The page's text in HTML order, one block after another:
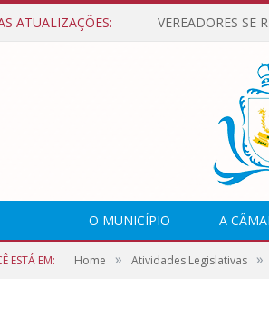
ATUALIZAÇÕES:
O MUNICÍPIO A
ESTÁ EM: Home » Atividades Legislativas »